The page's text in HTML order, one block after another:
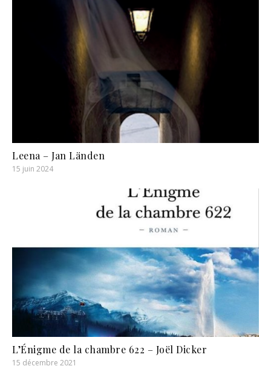
Leena – Jan Länden
15 juin 2024
L’Énigme de la chambre 622 – Joël Dicker
15 décembre 2021